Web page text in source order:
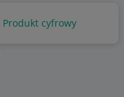
Produkt cyfrowy